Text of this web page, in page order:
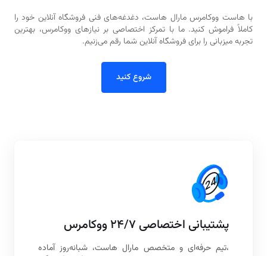
با هاست ووکامرس مارال هاست، دغدغه‌های فنی فروشگاه آنلاین خود را
کاملاً فراموش کنید. ما با تمرکز اختصاصی بر نیازهای ووکامرس، بهترین
تجربه میزبانی را برای فروشگاه آنلاین شما رقم می‌زنیم.
شروع کنید
پشتیبانی اختصاصی ۲۴/۷ ووکامرس
،تیم حرفه‌ای و متخصص مارال هاست، شبانه‌روز آماده